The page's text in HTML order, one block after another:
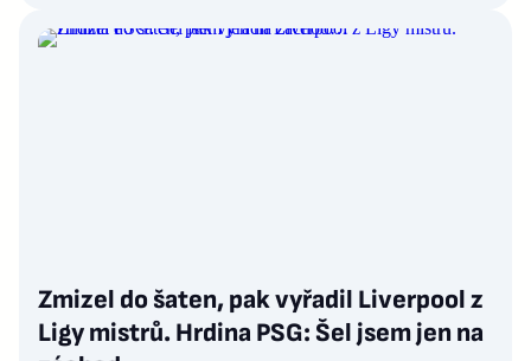
Zmizel do šaten, pak vyřadil Liverpool z
Ligy mistrů. Hrdina PSG: Šel jsem jen na